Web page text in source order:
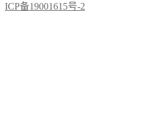
ICP备19001615号-2